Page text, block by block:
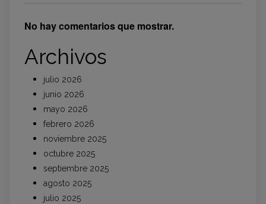
No hay comentarios que mostrar.
Archivos
julio 2026
junio 2026
mayo 2026
febrero 2026
noviembre 2025
octubre 2025
septiembre 2025
agosto 2025
julio 2025